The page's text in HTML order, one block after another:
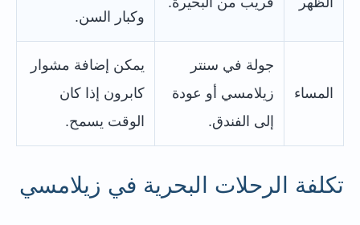
وكبار السن.
المساء
جولة في سنتر
زيلامسي أو عودة
إلى الفندق.
يمكن إضافة مشوار
كابرون إذا كان
الوقت يسمح.
تكلفة الرحلات البحرية في زيلامسي